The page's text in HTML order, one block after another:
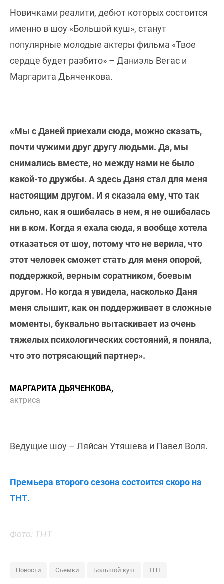
Новичками реалити, дебют которых состоится
именно в шоу «Большой куш», станут
популярные молодые актеры фильма «Твое
сердце будет разбито» – Даниэль Вегас и
Маргарита Дьяченкова.
«Мы с Даней приехали сюда, можно сказать,
почти чужими друг другу людьми. Да, мы
снимались вместе, но между нами не было
какой-то дружбы. А здесь Даня стал для меня
настоящим другом. И я сказала ему, что так
сильно, как я ошибалась в нем, я не ошибалась
ни в ком. Когда я ехала сюда, я вообще хотела
отказаться от шоу, потому что не верила, что
этот человек сможет стать для меня опорой,
поддержкой, верным соратником, боевым
другом. Но когда я увидела, насколько Даня
меня слышит, как он поддерживает в сложные
моменты, буквально вытаскивает из очень
тяжелых психологических состояний, я поняла,
что это потрясающий партнер».
МАРГАРИТА ДЬЯЧЕНКОВА,
актриса
Ведущие шоу – Ляйсан Утяшева и Павел Воля.
Премьера второго сезона состоится скоро на
ТНТ.
Фото: ТНТ
Новости Съемки Большой куш ТНТ